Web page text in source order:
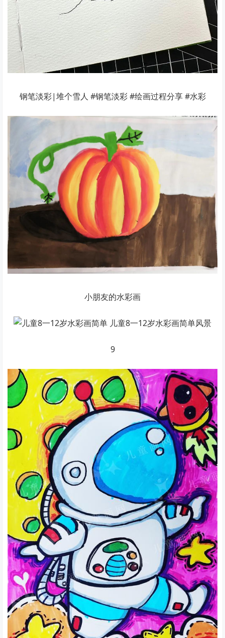
钢笔淡彩|堆个雪人 #钢笔淡彩 #绘画过程分享 #水彩
小朋友的水彩画
9